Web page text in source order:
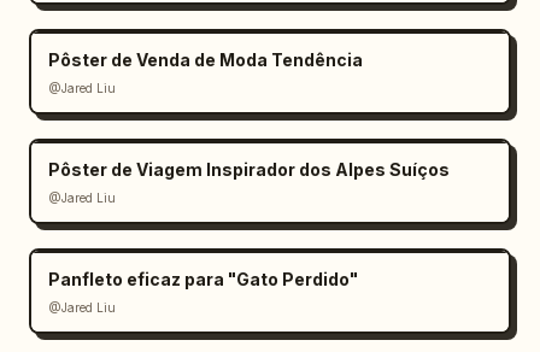
Pôster de Venda de Moda Tendência
@Jared Liu
Pôster de Viagem Inspirador dos Alpes Suíços
@Jared Liu
Panfleto eficaz para "Gato Perdido"
@Jared Liu